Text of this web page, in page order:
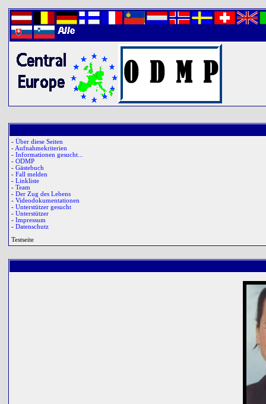
- Über diese Seiten
- Aufnahmekriterien
- Informationen gesucht...
- ODMP
- Gästebuch
- Fall melden
- Linkliste
- Team
- Der Zug des Lebens
- Videodokumentationen
- Unterstützer gesucht
- Unterstützer
- Impressum
- Datenschutz
Testseite